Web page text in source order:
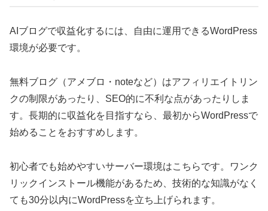
AIブログで収益化するには、自由に運用できるWordPress
環境が必要です。
無料ブログ（アメブロ・noteなど）はアフィリエイトリン
クの制限があったり、SEO的に不利な点があったりしま
す。長期的に収益化を目指すなら、最初からWordPressで
始めることをおすすめします。
初心者でも始めやすいサーバー環境はこちらです。ワンク
リックインストール機能があるため、技術的な知識がなく
ても30分以内にWordPressを立ち上げられます。